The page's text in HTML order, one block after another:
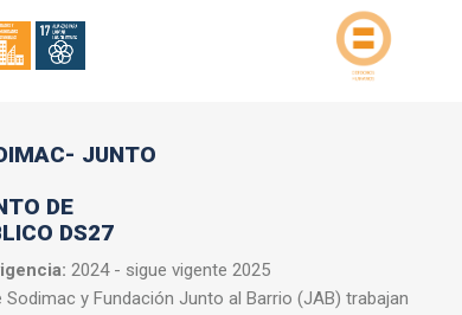
JUNTO
DE
DS27
2024 - sigue vigente 2025
Sodimac y Fundación Junto al Barrio (JAB) trabajan